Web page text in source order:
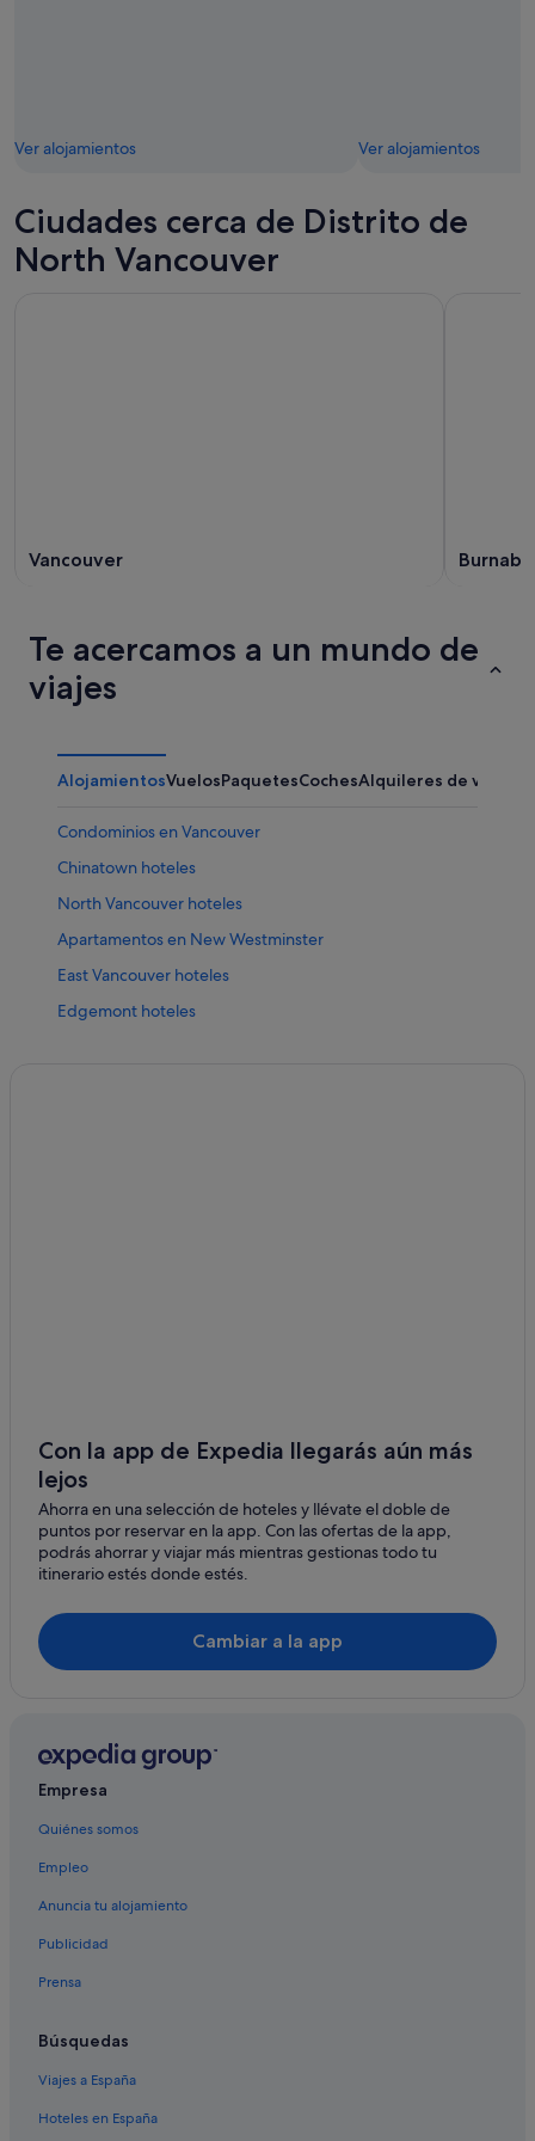
Ver alojamientos Ver alojamientos
Ciudades cerca de Distrito de
North Vancouver
Vancouver Burnaby
Te acercamos a un mundo de
viajes
AlojamientosVuelosPaquetesCochesAlquileres de
Condominios en Vancouver
Chinatown hoteles
North Vancouver hoteles
Apartamentos en New Westminster
East Vancouver hoteles
Edgemont hoteles
Vancouver hoteles
Metrotown hoteles
Downtown Eastside hoteles
Apartamentos en Vancouver
Centro de Vancouver hoteles
Distrito de North Vancouver hoteles
Kitsilano hoteles
Centro de Vancouver hoteles
Albergues en North Vancouver
Casas de campo en Vancouver
Davie Village hoteles
Nh Hotels en Vancouver
Lower Lonsdale hoteles
Con la app de Expedia llegarás aún más
lejos
Ahorra en una selección de hoteles y llévate el doble de
puntos por reservar en la app. Con las ofertas de la app,
podrás ahorrar y viajar más mientras gestionas todo tu
itinerario estés donde estés.
Cambiar a la app
Empresa
Quiénes somos
Empleo
Anuncia tu alojamiento
Publicidad
Prensa
Búsquedas
Viajes a España
Hoteles en España